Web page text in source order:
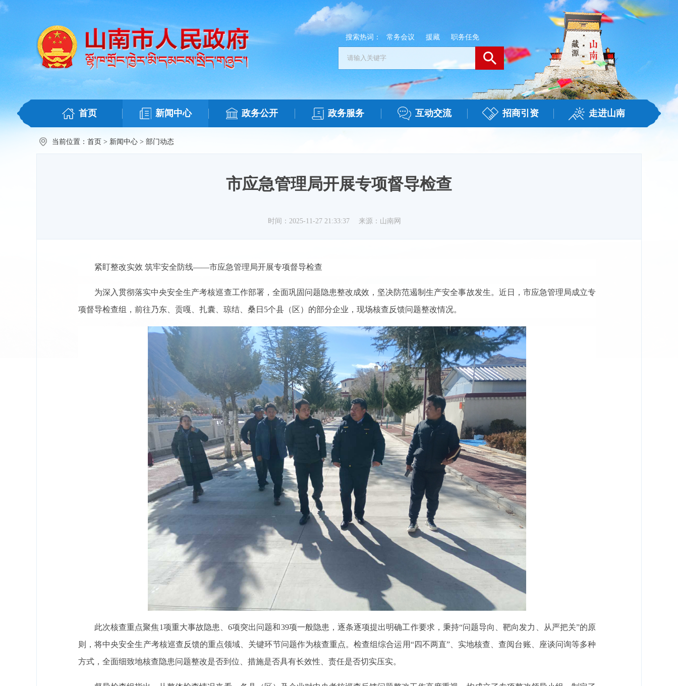
搜索热词： 常务会议 援藏 职务任免
首页 新闻中心 政务公开 政务服务 互动交流 招商引资 走进山南
当前位置： 首页 > 新闻中心 > 部门动态
市应急管理局开展专项督导检查
时间：2025-11-27 21:33:37 来源：山南网
紧盯整改实效 筑牢安全防线——市应急管理局开展专项督导检查
为深入贯彻落实中央安全生产考核巡查工作部署，全面巩固问题隐患整改成效，坚决防范遏制生产安全事故发生。近日，市应急管理局成立专
项督导检查组，前往乃东、贡嘎、扎囊、琼结、桑日5个县（区）的部分企业，现场核查反馈问题整改情况。
此次核查重点聚焦1项重大事故隐患、6项突出问题和39项一般隐患，逐条逐项提出明确工作要求，秉持“问题导向、靶向发力、从严把关”的原
则，将中央安全生产考核巡查反馈的重点领域、关键环节问题作为核查重点。检查组综合运用“四不两直”、实地核查、查阅台账、座谈问询等多种
方式，全面细致地核查隐患问题整改是否到位、措施是否具有长效性、责任是否切实压实。